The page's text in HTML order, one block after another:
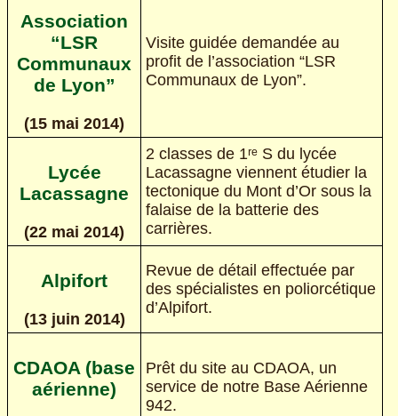
Association
“LSR
Communaux
de Lyon”
(15 mai 2014)
Visite guidée demandée au
profit de l’association “LSR
Communaux de Lyon”.
Lycée
Lacassagne
(22 mai 2014)
2 classes de 1ʳᵉ S du lycée
Lacassagne viennent étudier la
tectonique du Mont d’Or sous la
falaise de la batterie des
carrières.
Alpifort
(13 juin 2014)
Revue de détail effectuée par
des spécialistes en poliorcétique
d’Alpifort.
CDAOA (base
aérienne)
Prêt du site au CDAOA, un
service de notre Base Aérienne
942.